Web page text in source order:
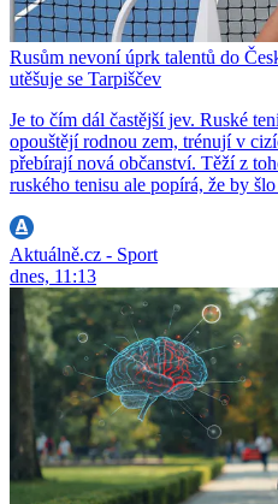
Rusům nevoní úprk talentů do
utěšuje se Tarpiščev
Je to čím dál častější jev. Ruské
opouštějí rodnou zem, trénují v
přebírají nová občanství. Těží z
ruského tenisu ale popírá, že by
Aktuálně.cz - Sport
dnes, 11:13